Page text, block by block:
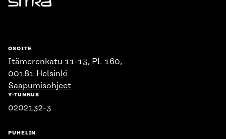
Sitra
OSOITE
Itämerenkatu 11-13, PL 160,
00181 Helsinki
Saapumisohjeet
Y-TUNNUS
0202132-3
PUHELIN